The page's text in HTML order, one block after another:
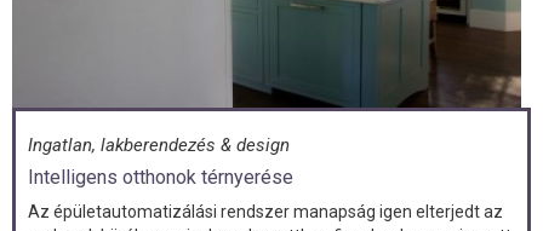
Ingatlan, lakberendezés & design
Intelligens otthonok térnyerése
Az épületautomatizálási rendszer manapság igen elterjedt az